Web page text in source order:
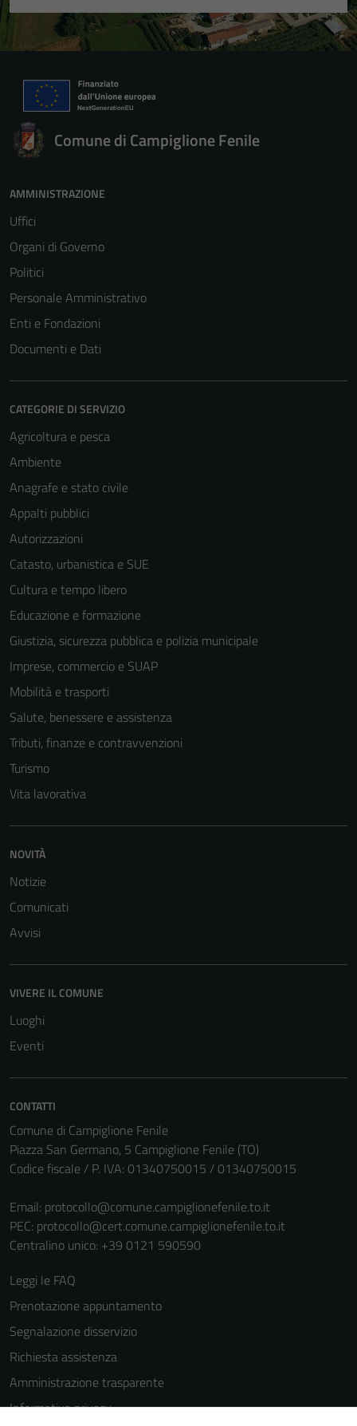
Comune di Campiglione Fenile
AMMINISTRAZIONE
Uffici
Organi di Governo
Politici
Personale Amministrativo
Enti e Fondazioni
Documenti e Dati
CATEGORIE DI SERVIZIO
Agricoltura e pesca
Ambiente
Anagrafe e stato civile
Appalti pubblici
Autorizzazioni
Catasto, urbanistica e SUE
Cultura e tempo libero
Educazione e formazione
Giustizia, sicurezza pubblica e polizia municipale
Imprese, commercio e SUAP
Mobilità e trasporti
Salute, benessere e assistenza
Tributi, finanze e contravvenzioni
Turismo
Vita lavorativa
NOVITÀ
Notizie
Comunicati
Avvisi
VIVERE IL COMUNE
Luoghi
Eventi
CONTATTI
Comune di Campiglione Fenile
Piazza San Germano, 5 Campiglione Fenile (TO)
Codice fiscale / P. IVA: 01340750015 / 01340750015
Email: protocollo@comune.campiglionefenile.to.it
PEC: protocollo@cert.comune.campiglionefenile.to.it
Centralino unico: +39 0121 590590
Leggi le FAQ
Prenotazione appuntamento
Segnalazione disservizio
Richiesta assistenza
Amministrazione trasparente
Informativa privacy